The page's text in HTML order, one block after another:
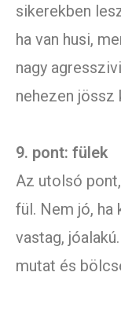
sikerekben
ha van husi,
nagy
nehezen jössz
9. pont: fülek
Az utolsó
fül. Nem jó, ha
vastag,
mutat és